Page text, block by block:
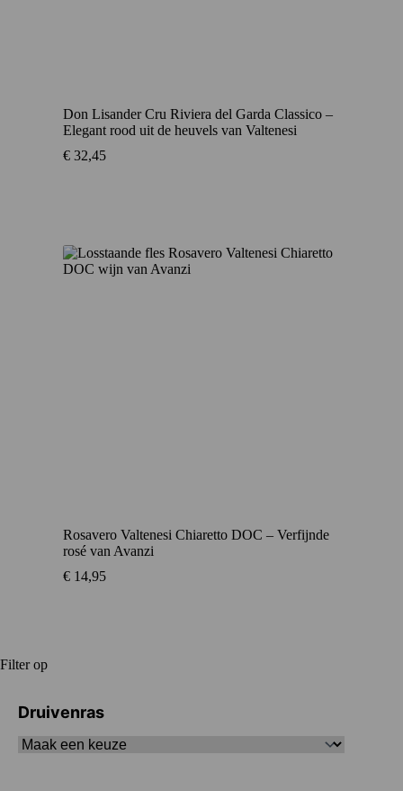
Don Lisander Cru Riviera del Garda Classico –
Elegant rood uit de heuvels van Valtenesi
€ 32,45
Rosavero Valtenesi Chiaretto DOC – Verfijnde
rosé van Avanzi
€ 14,95
Filter op
Druivenras